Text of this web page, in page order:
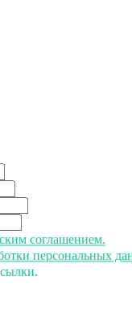
соглашением.
персональных